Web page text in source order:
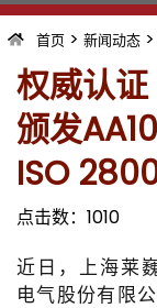
首页 > 新闻动态 >
权威认
颁发
ISO
点击数： 1010
近日，上海莱
电气股份有限